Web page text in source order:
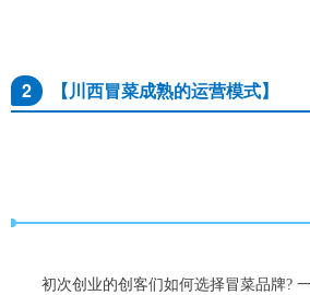
2 【川西冒菜成熟的运营模式】
初次创业的创客们如何选择冒菜品牌?